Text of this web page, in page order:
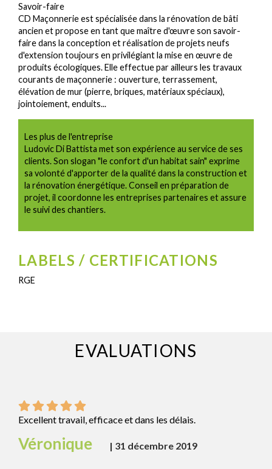
Savoir-faire
CD Maçonnerie est spécialisée dans la rénovation de bâti
ancien et propose en tant que maître d'œuvre son savoir-
faire dans la conception et réalisation de projets neufs
d'extension toujours en privilégiant la mise en œuvre de
produits écologiques. Elle effectue par ailleurs les travaux
courants de maçonnerie : ouverture, terrassement,
élévation de mur (pierre, briques, matériaux spéciaux),
jointoiement, enduits...
Les plus de l'entreprise
Ludovic Di Battista met son expérience au service de ses
clients. Son slogan "le confort d'un habitat sain" exprime
sa volonté d'apporter de la qualité dans la construction et
la rénovation énergétique. Conseil en préparation de
projet, il coordonne les entreprises partenaires et assure
le suivi des chantiers.
LABELS / CERTIFICATIONS
RGE
EVALUATIONS
Excellent travail, efficace et dans les délais.
Véronique | 31 décembre 2019